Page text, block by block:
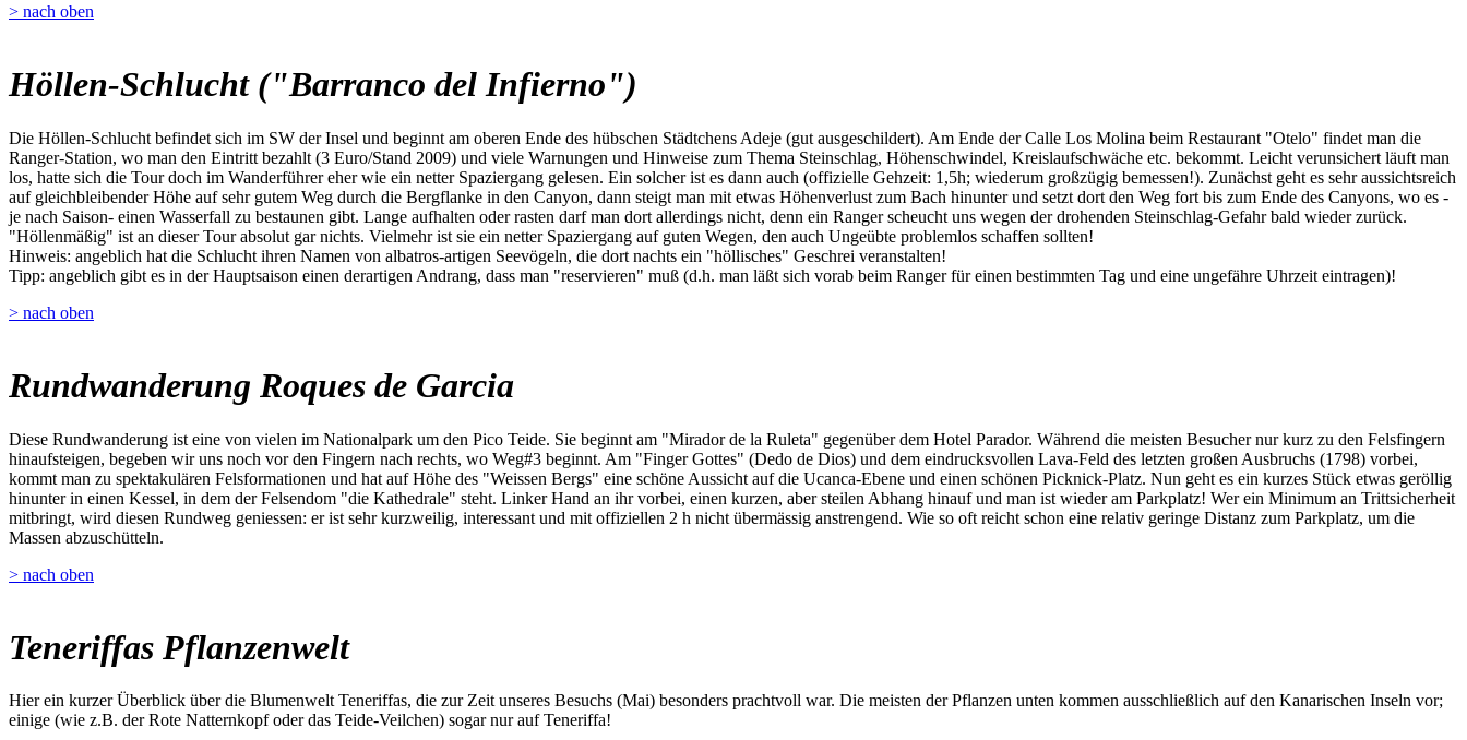
> nach oben
Höllen-Schlucht ("Barranco del Infierno")
Die Höllen-Schlucht befindet sich im SW der Insel und beginnt am oberen Ende des hübschen Städtchens Adeje (gut ausgeschildert). Am Ende der Calle Los Molina beim Restaurant "Otelo" findet man die
Ranger-Station, wo man den Eintritt bezahlt (3 Euro/Stand 2009) und viele Warnungen und Hinweise zum Thema Steinschlag, Höhenschwindel, Kreislaufschwäche etc. bekommt. Leicht verunsichert läuft man
los, hatte sich die Tour doch im Wanderführer eher wie ein netter Spaziergang gelesen. Ein solcher ist es dann auch (offizielle Gehzeit: 1,5h; wiederum großzügig bemessen!). Zunächst geht es sehr aussichtsreich
auf gleichbleibender Höhe auf sehr gutem Weg durch die Bergflanke in den Canyon, dann steigt man mit etwas Höhenverlust zum Bach hinunter und setzt dort den Weg fort bis zum Ende des Canyons, wo es -
je nach Saison- einen Wasserfall zu bestaunen gibt. Lange aufhalten oder rasten darf man dort allerdings nicht, denn ein Ranger scheucht uns wegen der drohenden Steinschlag-Gefahr bald wieder zurück.
"Höllenmäßig" ist an dieser Tour absolut gar nichts. Vielmehr ist sie ein netter Spaziergang auf guten Wegen, den auch Ungeübte problemlos schaffen sollten!
Hinweis: angeblich hat die Schlucht ihren Namen von albatros-artigen Seevögeln, die dort nachts ein "höllisches" Geschrei veranstalten!
Tipp: angeblich gibt es in der Hauptsaison einen derartigen Andrang, dass man "reservieren" muß (d.h. man läßt sich vorab beim Ranger für einen bestimmten Tag und eine ungefähre Uhrzeit eintragen)!
> nach oben
Rundwanderung Roques de Garcia
Diese Rundwanderung ist eine von vielen im Nationalpark um den Pico Teide. Sie beginnt am "Mirador de la Ruleta" gegenüber dem Hotel Parador. Während die meisten Besucher nur kurz zu den Felsfingern
hinaufsteigen, begeben wir uns noch vor den Fingern nach rechts, wo Weg#3 beginnt. Am "Finger Gottes" (Dedo de Dios) und dem eindrucksvollen Lava-Feld des letzten großen Ausbruchs (1798) vorbei,
kommt man zu spektakulären Felsformationen und hat auf Höhe des "Weissen Bergs" eine schöne Aussicht auf die Ucanca-Ebene und einen schönen Picknick-Platz. Nun geht es ein kurzes Stück etwas geröllig
hinunter in einen Kessel, in dem der Felsendom "die Kathedrale" steht. Linker Hand an ihr vorbei, einen kurzen, aber steilen Abhang hinauf und man ist wieder am Parkplatz! Wer ein Minimum an Trittsicherheit
mitbringt, wird diesen Rundweg geniessen: er ist sehr kurzweilig, interessant und mit offiziellen 2 h nicht übermässig anstrengend. Wie so oft reicht schon eine relativ geringe Distanz zum Parkplatz, um die
Massen abzuschütteln.
> nach oben
Teneriffas Pflanzenwelt
Hier ein kurzer Überblick über die Blumenwelt Teneriffas, die zur Zeit unseres Besuchs (Mai) besonders prachtvoll war. Die meisten der Pflanzen unten kommen ausschließlich auf den Kanarischen Inseln vor;
einige (wie z.B. der Rote Natternkopf oder das Teide-Veilchen) sogar nur auf Teneriffa!